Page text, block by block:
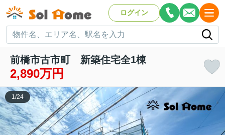
ログイン
前橋市古市町 新築住宅全1棟
2,890万円
1/24